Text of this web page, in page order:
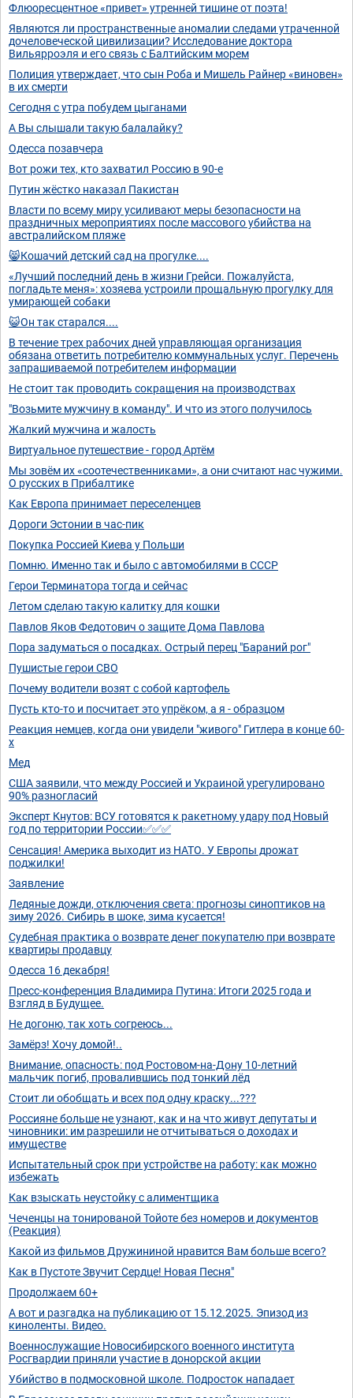
Флюоресцентное «привет» утренней тишине от поэта!
Являются ли пространственные аномалии следами утраченной
дочеловеческой цивилизации? Исследование доктора
Вильярроэля и его связь с Балтийским морем
Полиция утверждает, что сын Роба и Мишель Райнер «виновен»
в их смерти
Сегодня с утра побудем цыганами
А Вы слышали такую балалайку?
Одесса позавчера
Вот рожи тех, кто захватил Россию в 90-е
Путин жёстко наказал Пакистан
Власти по всему миру усиливают меры безопасности на
праздничных мероприятиях после массового убийства на
австралийском пляже
😸Кошачий детский сад на прогулке....
«Лучший последний день в жизни Грейси. Пожалуйста,
погладьте меня»: хозяева устроили прощальную прогулку для
умирающей собаки
😺Он так старался....
В течение трех рабочих дней управляющая организация
обязана ответить потребителю коммунальных услуг. Перечень
запрашиваемой потребителем информации
Не стоит так проводить сокращения на производствах
"Возьмите мужчину в команду". И что из этого получилось
Жалкий мужчина и жалость
Виртуальное путешествие - город Артём
Мы зовём их «соотечественниками», а они считают нас чужими.
О русских в Прибалтике
Как Европа принимает переселенцев
Дороги Эстонии в час-пик
Покупка Россией Киева у Польши
Помню. Именно так и было с автомобилями в СССР
Герои Терминатора тогда и сейчас
Летом сделаю такую калитку для кошки
Павлов Яков Федотович о защите Дома Павлова
Пора задуматься о посадках. Острый перец "Бараний рог"
Пушистые герои СВО
Почему водители возят с собой картофель
Пусть кто-то и посчитает это упрёком, а я - образцом
Реакция немцев, когда они увидели "живого" Гитлера в конце 60-
х
Мед
США заявили, что между Россией и Украиной урегулировано
90% разногласий
Эксперт Кнутов: ВСУ готовятся к ракетному удару под Новый
год по территории России✅✅✅
Сенсация! Америка выходит из НАТО. У Европы дрожат
поджилки!
Заявление
Ледяные дожди, отключения света: прогнозы синоптиков на
зиму 2026. Сибирь в шоке, зима кусается!
Судебная практика о возврате денег покупателю при возврате
квартиры продавцу
Одесса 16 декабря!
Пресс-конференция Владимира Путина: Итоги 2025 года и
Взгляд в Будущее.
Не догоню, так хоть согреюсь...
Замёрз! Хочу домой!..
Внимание, опасность: под Ростовом-на-Дону 10-летний
мальчик погиб, провалившись под тонкий лёд
Стоит ли обобщать и всех под одну краску...???
Россияне больше не узнают, как и на что живут депутаты и
чиновники: им разрешили не отчитываться о доходах и
имуществе
Испытательный срок при устройстве на работу: как можно
избежать
Как взыскать неустойку с алиментщика
Чеченцы на тонированой Тойоте без номеров и документов
(Реакция)
Какой из фильмов Дружининой нравится Вам больше всего?
Как в Пустоте Звучит Сердце! Новая Песня"
Продолжаем 60+
А вот и разгадка на публикацию от 15.12.2025. Эпизод из
киноленты. Видео.
Военнослужащие Новосибирского военного института
Росгвардии приняли участие в донорской акции
Убийство в подмосковной школе. Подросток нападает